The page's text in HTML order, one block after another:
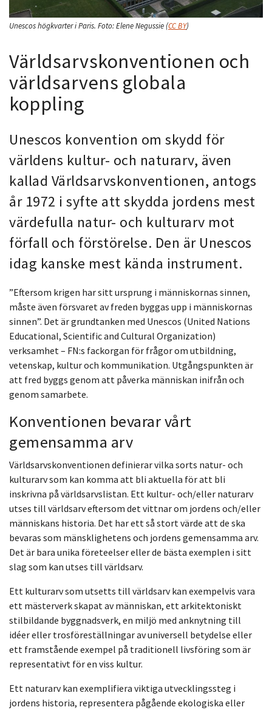
Unescos högkvarter i Paris. Foto:Elene Negussie(CC BY)
Världsarvskonventionen och
världsarvens globala
koppling
Unescos konvention om skydd för
världens kultur- och naturarv, även
kallad Världsarvskonventionen, antogs
år 1972 i syfte att skydda jordens mest
värdefulla natur- och kulturarv mot
förfall och förstörelse. Den är Unescos
idag kanske mest kända instrument.
”Eftersom krigen har sitt ursprung i människornas sinnen,
måste även försvaret av freden byggas upp i människornas
sinnen”. Det är grundtanken med Unescos (United Nations
Educational, Scientific and Cultural Organization)
verksamhet – FN:s fackorgan för frågor om utbildning,
vetenskap, kultur och kommunikation. Utgångspunkten är
att fred byggs genom att påverka människan inifrån och
genom samarbete.
Konventionen bevarar vårt
gemensamma arv
Världsarvskonventionen definierar vilka sorts natur- och
kulturarv som kan komma att bli aktuella för att bli
inskrivna på världsarvslistan. Ett kultur- och/eller naturarv
utses till världsarv eftersom det vittnar om jordens och/eller
människans historia. Det har ett så stort värde att de ska
bevaras som mänsklighetens och jordens gemensamma arv.
Det är bara unika företeelser eller de bästa exemplen i sitt
slag som kan utses till världsarv.
Ett kulturarv som utsetts till världsarv kan exempelvis vara
ett mästerverk skapat av människan, ett arkitektoniskt
stilbildande byggnadsverk, en miljö med anknytning till
idéer eller trosföreställningar av universell betydelse eller
ett framstående exempel på traditionell livsföring som är
representativt för en viss kultur.
Ett naturarv kan exemplifiera viktiga utvecklingssteg i
jordens historia, representera pågående ekologiska eller